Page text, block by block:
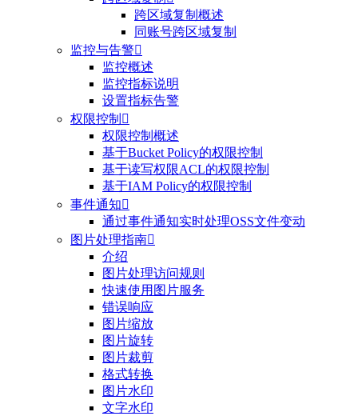
跨区域复制概述
同账号跨区域复制
监控与告警
监控概述
监控指标说明
设置指标告警
权限控制 
权限控制概述
基于Bucket Policy的权限控制
基于读写权限ACL的权限控制
基于IAM Policy的权限控制
事件通知
通过事件通知实时处理OSS文件变动
图片处理指南
介绍
图片处理访问规则
快速使用图片服务
错误响应
图片缩放
图片旋转
图片裁剪
格式转换
图片水印
文字水印